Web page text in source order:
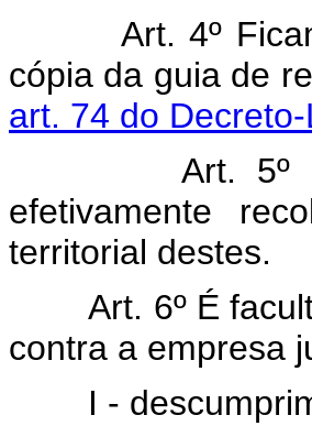
Art. 4º
cópia da guia de
art. 74 do
Art. 5º
efetivamente
territorial destes.
Art. 6º É
contra a empresa
I -